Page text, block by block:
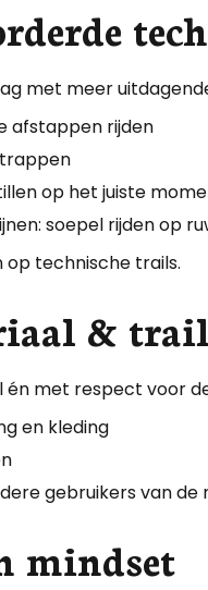
met meer
afstappen rijden
op het juiste
soepel rijden op
op technische trails.
&
met respect voor
en kleding
gebruikers van de
mindset